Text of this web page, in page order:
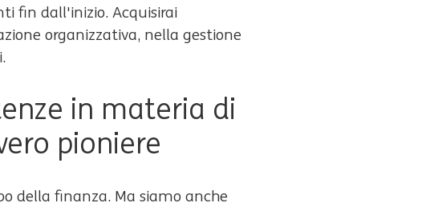
fin dall'inizio. Acquisirai
organizzativa, nella gestione
in materia di
pioniere
della finanza. Ma siamo anche